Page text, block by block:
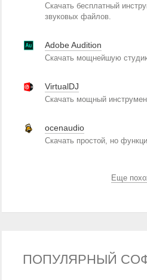
Скачать бесплатный
звуковых файлов.
Adobe Audition
Скачать мощнейшую
VirtualDJ
Скачать мощный
ocenaudio
Скачать простой, но
Еще
ПОПУЛЯРНЫЙ